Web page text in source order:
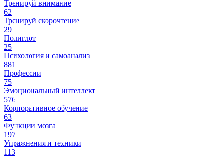
Тренируй внимание
62
Тренируй скорочтение
29
Полиглот
25
Психология и самоанализ
881
Профессии
75
Эмоциональный интеллект
576
Корпоративное обучение
63
Функции мозга
197
Упражнения и техники
113